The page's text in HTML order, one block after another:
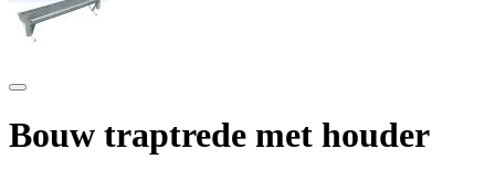
Bouw traptrede met houder